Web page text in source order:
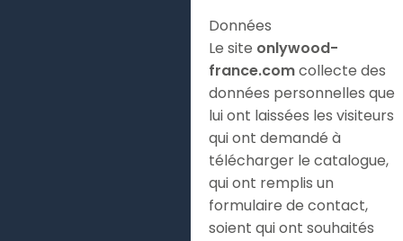
Données
Le site onlywood-
france.comcollecte des
données personnelles que
lui ont laissées les visiteurs
qui ont demandé à
télécharger le catalogue,
qui ont remplis un
formulaire de contact,
soient qui ont souhaités